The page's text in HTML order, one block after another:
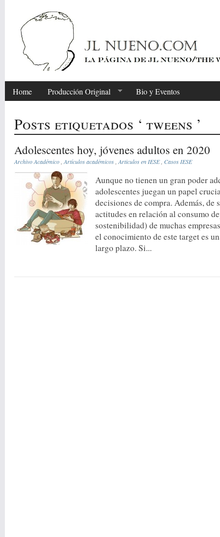
Home Producción Original Bio y Eventos
Posts etiquetados ‘ tweens ’
Adolescentes hoy, jóvenes adultos en 2020
Archivo Académico ,Artículos académicos ,Articulos en IESE, Casos IESE
Aunque no tienen un gran poder
adolescentes juegan un papel
decisiones de compra. Además, de
actitudes en relación al consumo
sostenibilidad) de muchas
el conocimiento de este target es
largo plazo. Si...